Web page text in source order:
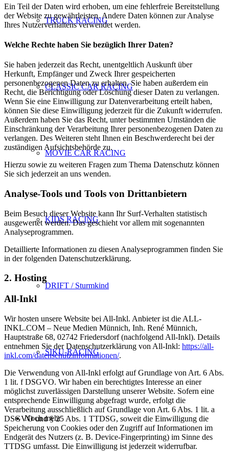
TRUCK RACING
CLASSIC CAR RACING
MOVIE CAR RACING
KIDS RACING
DRIFT / Sturmkind
SIKU-RACING
Noch mehr
Ein Teil der Daten wird erhoben, um eine fehlerfreie Bereitstellung
der Website zu gewährleisten. Andere Daten können zur Analyse
Ihres Nutzerverhaltens verwendet werden.
Welche Rechte haben Sie bezüglich Ihrer Daten?
Sie haben jederzeit das Recht, unentgeltlich Auskunft über
Herkunft, Empfänger und Zweck Ihrer gespeicherten
personenbezogenen Daten zu erhalten. Sie haben außerdem ein
Recht, die Berichtigung oder Löschung dieser Daten zu verlangen.
Wenn Sie eine Einwilligung zur Datenverarbeitung erteilt haben,
können Sie diese Einwilligung jederzeit für die Zukunft widerrufen.
Außerdem haben Sie das Recht, unter bestimmten Umständen die
Einschränkung der Verarbeitung Ihrer personenbezogenen Daten zu
verlangen. Des Weiteren steht Ihnen ein Beschwerderecht bei der
zuständigen Aufsichtsbehörde zu.
Hierzu sowie zu weiteren Fragen zum Thema Datenschutz können
Sie sich jederzeit an uns wenden.
Analyse-Tools und Tools von Dritt­anbietern
Beim Besuch dieser Website kann Ihr Surf-Verhalten statistisch
ausgewertet werden. Das geschieht vor allem mit sogenannten
Analyseprogrammen.
Detaillierte Informationen zu diesen Analyseprogrammen finden Sie
in der folgenden Datenschutzerklärung.
2. Hosting
All-Inkl
Wir hosten unsere Website bei All-Inkl. Anbieter ist die ALL-
INKL.COM – Neue Medien Münnich, Inh. René Münnich,
Hauptstraße 68, 02742 Friedersdorf (nachfolgend All-Inkl). Details
entnehmen Sie der Datenschutzerklärung von All-Inkl: https://all-
inkl.com/datenschutzinformationen/.
Die Verwendung von All-Inkl erfolgt auf Grundlage von Art. 6 Abs.
1 lit. f DSGVO. Wir haben ein berechtigtes Interesse an einer
möglichst zuverlässigen Darstellung unserer Website. Sofern eine
entsprechende Einwilligung abgefragt wurde, erfolgt die
Verarbeitung ausschließlich auf Grundlage von Art. 6 Abs. 1 lit. a
DSGVO und § 25 Abs. 1 TTDSG, soweit die Einwilligung die
Speicherung von Cookies oder den Zugriff auf Informationen im
Endgerät des Nutzers (z. B. Device-Fingerprinting) im Sinne des
TTDSG umfasst. Die Einwilligung ist jederzeit widerrufbar.